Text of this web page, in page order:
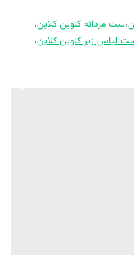
،ست مردانه کلوین کلاین،
لباس زیر کلوین کلاین،